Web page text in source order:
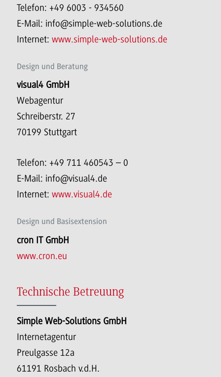
Telefon: +49 6003 - 934560
E-Mail: info@simple-web-solutions.de
Internet: www.simple-web-solutions.de
Design und Beratung
visual4 GmbH
Webagentur
Schreiberstr. 27
70199 Stuttgart
Telefon: +49 711 460543 – 0
E-Mail: info@visual4.de
Internet: www.visual4.de
Design und Basisextension
cron IT GmbH
www.cron.eu
Technische Betreuung
Simple Web-Solutions GmbH
Internetagentur
Preulgasse 12a
61191 Rosbach v.d.H.